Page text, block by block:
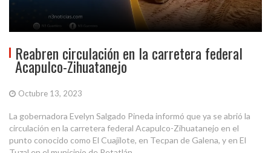
Reabren circulación en la carretera federal
Acapulco-Zihuatanejo
Octubre 13, 2023
La gobernadora Evelyn Salgado Pineda informó que ya se abrió la
circulación en la carretera federal Acapulco-Zihuatanejo en el
punto conocido como El Cuajilote, en Tecpan de Galena, y en El